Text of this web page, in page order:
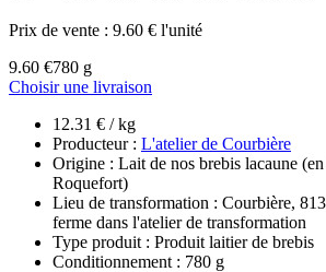
Prix de vente : 9.60 € l'unité
9.60 €780 g
Choisir une livraison
12.31 € / kg
Producteur : L'atelier de Courbière
Origine : Lait de nos brebis lacaune
Roquefort)
Lieu de transformation : Courbière,
ferme dans l'atelier de transformation
Type produit : Produit laitier de brebis
Conditionnement : 780 g